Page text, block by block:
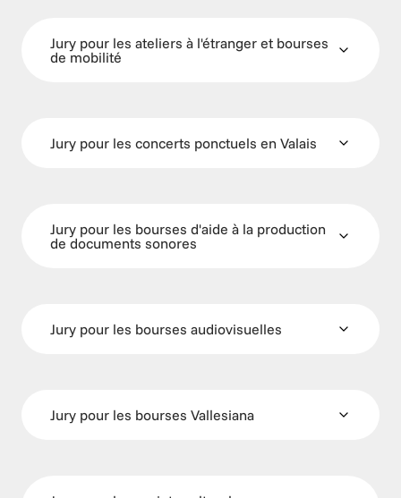
Jury pour les ateliers à l'étranger et bourses
de mobilité
Jury pour les concerts ponctuels en Valais
Jury pour les bourses d'aide à la production
de documents sonores
Jury pour les bourses audiovisuelles
Jury pour les bourses Vallesiana